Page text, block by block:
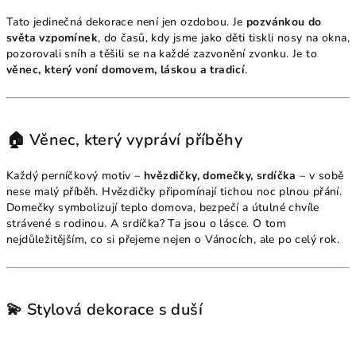
Tato jedinečná dekorace není jen ozdobou. Je pozvánkou do
světa vzpomínek, do časů, kdy jsme jako děti tiskli nosy na okna,
pozorovali sníh a těšili se na každé zazvonění zvonku. Je to
věnec, který voní domovem, láskou a tradicí.
🏠 Věnec, který vypráví příběhy
Každý perníčkový motiv – hvězdičky, domečky, srdíčka – v sobě
nese malý příběh. Hvězdičky připomínají tichou noc plnou přání.
Domečky symbolizují teplo domova, bezpečí a útulné chvíle
strávené s rodinou. A srdíčka? Ta jsou o lásce. O tom
nejdůležitějším, co si přejeme nejen o Vánocích, ale po celý rok.
💫 Stylová dekorace s duší